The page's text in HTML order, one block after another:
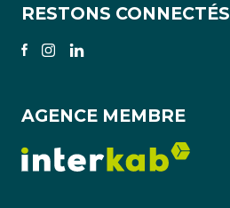
RESTONS CONNECTÉS
AGENCE MEMBRE